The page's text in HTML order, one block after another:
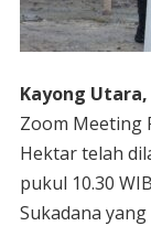
Kayong
Zoom Meeting
Hektar telah
pukul 10.30
Sukadana